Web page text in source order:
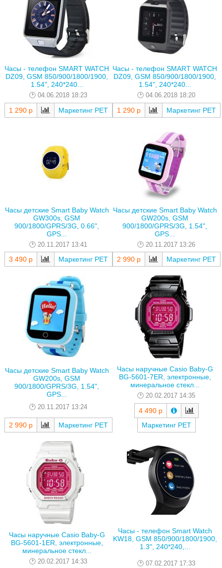
Часы - телефон SMART WATCH
DZ09, GSM 850/900/1800/1900,
1.54", 240*240...
04.06.2018 18:23
1 290 р Маркетинг РЕТ
Часы - телефон SMART WATCH
DZ09, GSM 850/900/1800/1900,
1.54", 240*240...
04.06.2018 18:20
1 290 р Маркетинг РЕТ
Часы детские Smart Baby Watch
GW300s, GSM
900/1800/GPRS/3G, 0.66",
GPS...
20.11.2017 13:41
3 490 р Маркетинг РЕТ
Часы детские Smart Baby Watch
GW200s, GSM
900/1800/GPRS/3G, 1.54",
GPS...
20.11.2017 13:26
2 990 р Маркетинг РЕТ
Часы детские Smart Baby Watch
GW200s, GSM
900/1800/GPRS/3G, 1.54",
GPS...
20.11.2017 13:24
2 990 р Маркетинг РЕТ
Часы наручные Casio Baby-G
BG-5601-7ER, электронные,
минеральное стекл...
20.02.2017 14:35
4 490 р
Маркетинг РЕТ
Часы наручные Casio Baby-G
BG-5601-1ER, электронные,
минеральное стекл...
20.02.2017 14:33
Часы - телефон Smart Watch
KW18, GSM 850/900/1800/1900,
1.3", 240*240,...
07.02.2017 17:33